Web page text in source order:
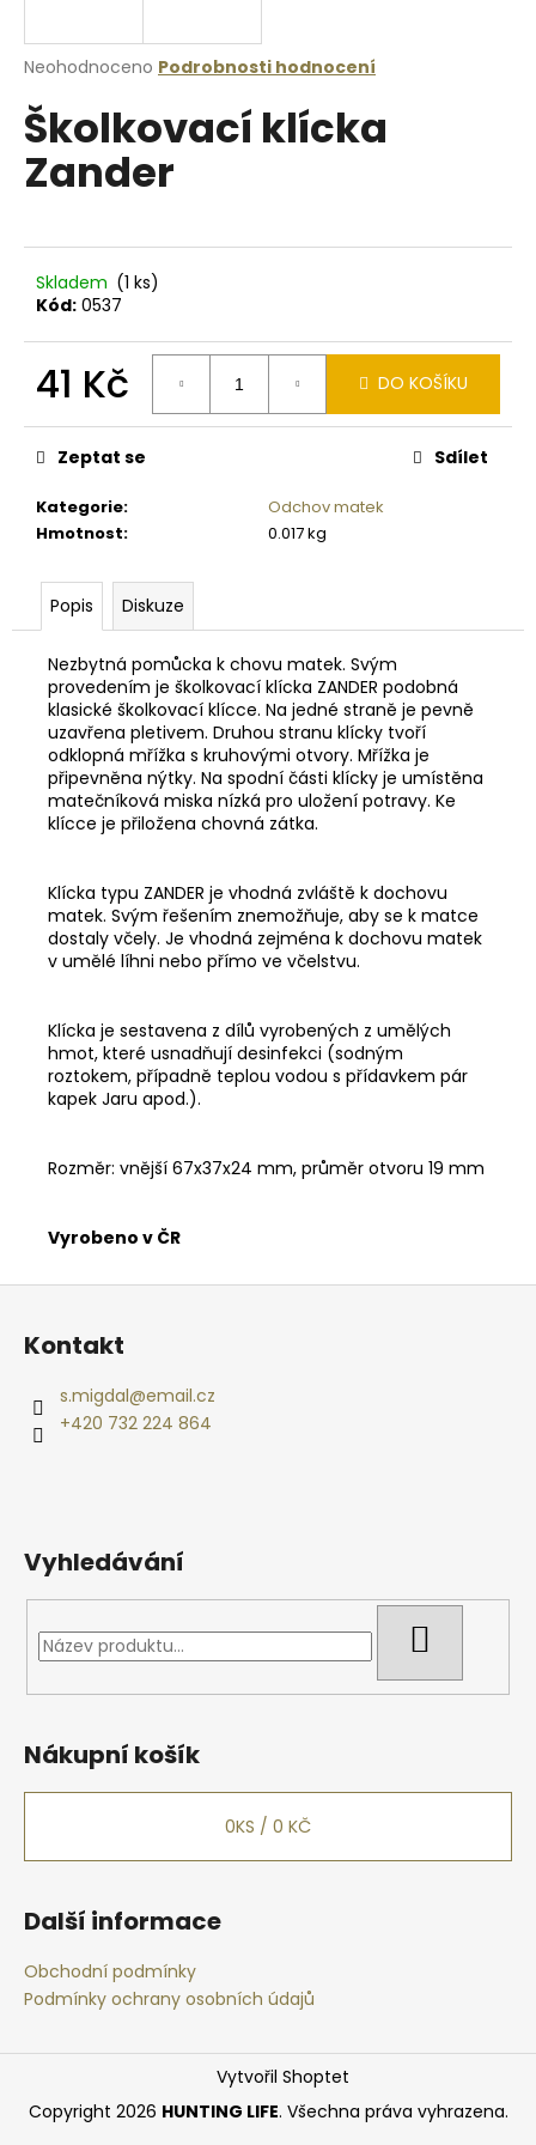
Průměrné
produktu
je
0,0
z
Neohodnoceno Podrobnosti hodnocení
Školkovací klícka
Zander
Skladem (1 ks)
Kód: 0537
41 Kč
cena:
DO KOŠÍKU
Kategorie:
Odchov matek
Hmotnost: 0.017 kg
Zeptat se Sdílet
Popis Diskuze
Nezbytná pomůcka k chovu matek. Svým
provedením je školkovací klícka ZANDER podobná
klasické školkovací klícce. Na jedné straně je pevně
uzavřena pletivem. Druhou stranu klícky tvoří
odklopná mřížka s kruhovými otvory. Mřížka je
připevněna nýtky. Na spodní části klícky je umístěna
matečníková miska nízká pro uložení potravy. Ke
klícce je přiložena chovná zátka.
Klícka typu ZANDER je vhodná zvláště k dochovu
matek. Svým řešením znemožňuje, aby se k matce
dostaly včely. Je vhodná zejména k dochovu matek
v umělé líhni nebo přímo ve včelstvu.
Klícka je sestavena z dílů vyrobených z umělých
hmot, které usnadňují desinfekci (sodným
roztokem, případně teplou vodou s přídavkem pár
kapek Jaru apod.).
Rozměr: vnější 67x37x24 mm, průměr otvoru 19 mm
Vyrobeno v ČR
j
t
?
D
p
o
u
č
FOR
BEARBUSTER
OCHRANNÝM
POUZDREM
300ML
827
Kč
Z
Kontakt
s.migdal@email.cz
+420 732 224 864
Vyhledávání
Nákupní košík
0KS / 0 KČ
Další informace
Obchodní podmínky
Podmínky ochrany osobních údajů
Vytvořil Shoptet
Copyright 2026 HUNTING LIFE. Všechna práva vyhrazena.